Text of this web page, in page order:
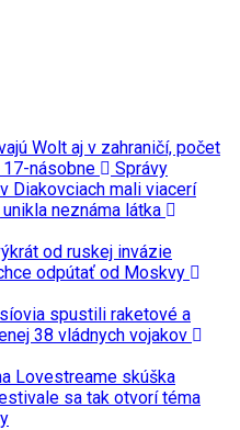
Wolt aj v zahraničí, počet
násobne
Správy
Diakovciach mali viacerí
neznáma látka
od ruskej invázie
odpútať od Moskvy
spustili raketové a
38 vládnych vojakov
Lovestreame skúška
sa tak otvorí téma